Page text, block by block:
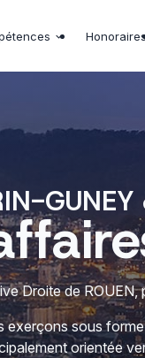
Droite de ROUEN,
exerçons sous
orientée